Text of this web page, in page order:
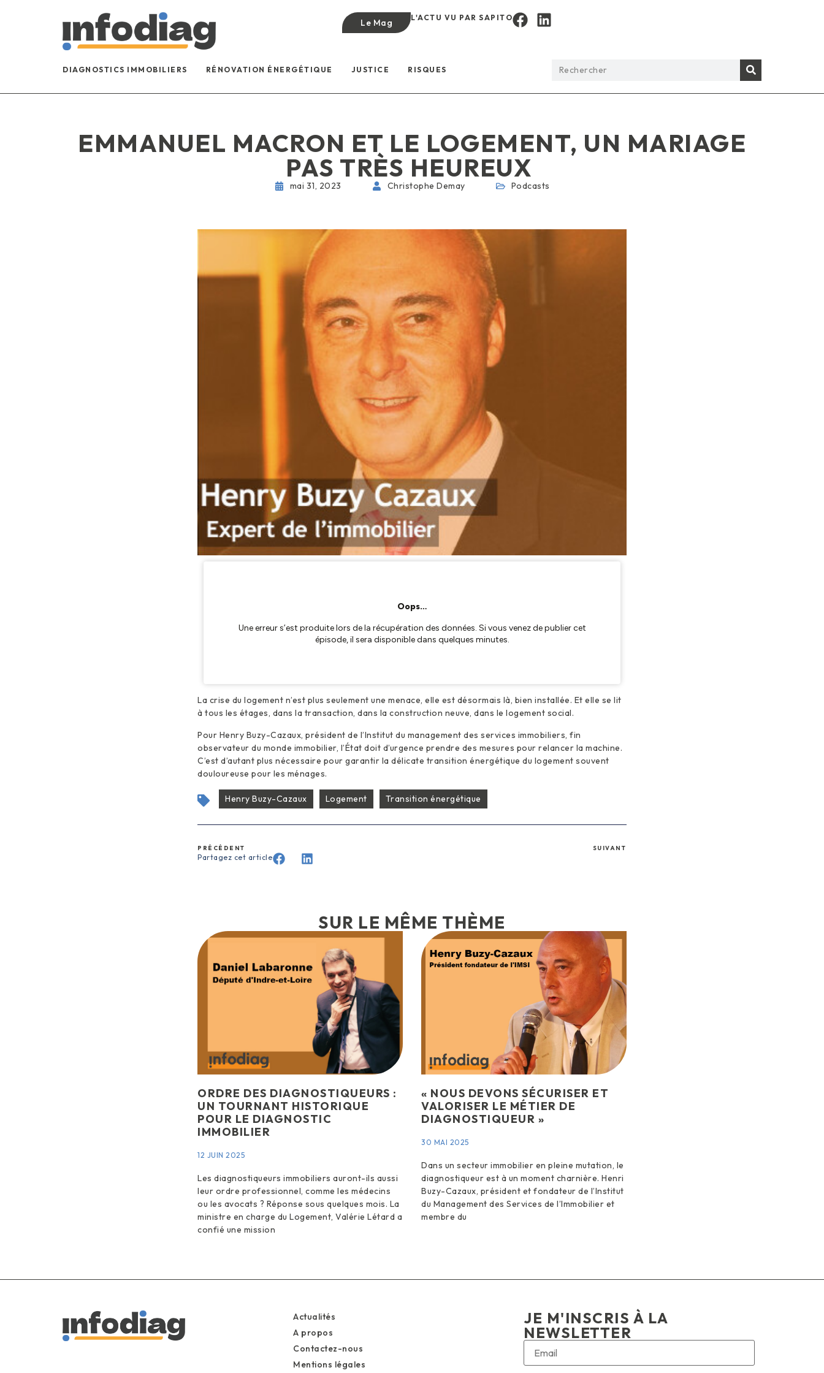
Le Mag L'ACTU VU PAR SAPITO
DIAGNOSTICS IMMOBILIERS RÉNOVATION ÉNERGÉTIQUE JUSTICE RISQUES
EMMANUEL MACRON ET LE LOGEMENT, UN MARIAGE
PAS TRÈS HEUREUX
mai 31, 2023 Christophe Demay Podcasts
La crise du logement n’est plus seulement une menace, elle est désormais là, bien installée. Et elle se lit
à tous les étages, dans la transaction, dans la construction neuve, dans le logement social.
Pour Henry Buzy-Cazaux, président de l’Institut du management des services immobiliers, fin
observateur du monde immobilier, l’État doit d’urgence prendre des mesures pour relancer la machine.
C’est d’autant plus nécessaire pour garantir la délicate transition énergétique du logement souvent
douloureuse pour les ménages.
Henry Buzy-Cazaux Logement Transition énergétique
PRÉCÉDENT SUIVANT
Partagez cet article
SUR LE MÊME THÈME
ORDRE DES DIAGNOSTIQUEURS :
UN TOURNANT HISTORIQUE
POUR LE DIAGNOSTIC
IMMOBILIER
12 JUIN 2025
Les diagnostiqueurs immobiliers auront-ils aussi
leur ordre professionnel, comme les médecins
ou les avocats ? Réponse sous quelques mois. La
ministre en charge du Logement, Valérie Létard a
confié une mission
« NOUS DEVONS SÉCURISER ET
VALORISER LE MÉTIER DE
DIAGNOSTIQUEUR »
30 MAI 2025
Dans un secteur immobilier en pleine mutation, le
diagnostiqueur est à un moment charnière. Henri
Buzy-Cazaux, président et fondateur de l’Institut
du Management des Services de l’Immobilier et
membre du
Actualités
A propos
Contactez-nous
Mentions légales
JE M'INSCRIS À LA
NEWSLETTER